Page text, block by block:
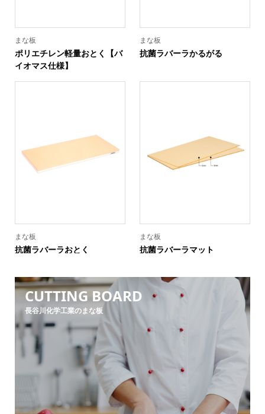
まな板
ポリエチレン軽量おとく【バ
イオマス仕様】
まな板
抗菌ラバーラかるがる
まな板
抗菌ラバーラおとく
まな板
抗菌ラバーラマット
CUTTING BOARD
長谷川化学工業のまな板